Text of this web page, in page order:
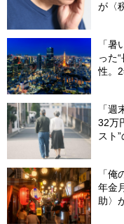
が〈
「
った
性。
「
32万
スト
「
年金
助〉